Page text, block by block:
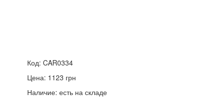
Код: CAR0334
Цена: 1123 грн
Наличие: есть на складе